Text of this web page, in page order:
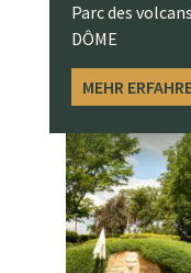
Parc des
DÔME
MEHR